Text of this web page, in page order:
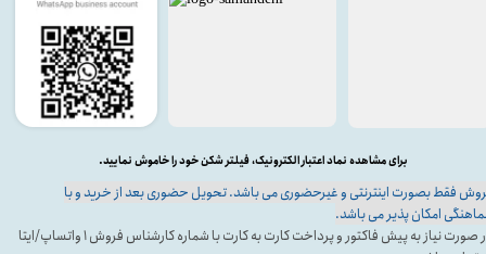
فقط بصورت اینترنتی و غیرحضوری می باشد. تحویل حضوری بعد از خرید و با
امکان پذیر می باشد.
در صورت نیاز به پیش فاکتور و پرداخت کارت به کارت با شماره کارشناس فروش ۱ واتساپ/ایتا
برای مشاهده نماد اعتبار الکترونیک، فیلتر شکن خود را خاموش نمایید.